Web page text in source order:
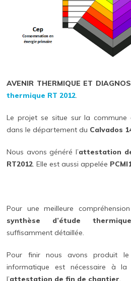
AVENIR THERMIQUE ET
thermique RT 2012.
Le projet se situe sur la commune
dans le département du Calvados
Nous avons généré l’attestation
RT2012. Elle est aussi appelée
Pour une meilleure
synthèse d’étude thermique
suffisamment détaillée.
Pour finir nous avons produit le
informatique est nécessaire à